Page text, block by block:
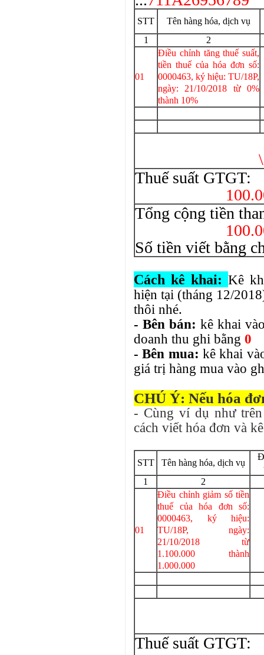
STT
Tên hàng hóa, dịch vụ
1
2
01
Điều chỉnh tăng thuế suất,
tiền thuế của hóa đơn số:
0000463, ký hiệu: TU/18P,
ngày: 21/10/2018 từ 0%
thành 10%
\
Thuế suất
Tổng
Số tiền viết
Cách kê khai: Kê
hiện tại (tháng 12/
thôi nhé.
- Bên bán: kê khai
doanh thu ghi bằng 0
- Bên mua: kê khai
giá trị hàng mua vào
CHÚ Ý: Nếu hóa
- Cùng ví dụ như
cách viết hóa đơn và
STT Tên hàng hóa, dịch vụ
1
2
01
Điều chỉnh giảm số tiền
thuế của hóa đơn số:
0000463, ký hiệu:
TU/18P, ngày:
21/10/2018 từ
1.100.000 thành
1.000.000
Thuế suất